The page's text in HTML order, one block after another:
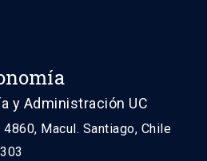
y Administración UC
Macul. Santiago, Chile